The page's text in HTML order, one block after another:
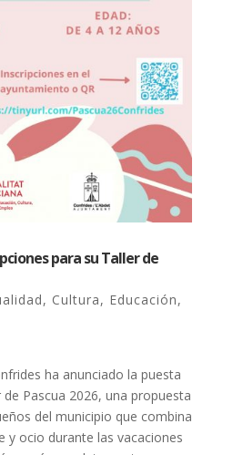
para su Taller de
, Cultura, Educación,
ha anunciado la puesta
Pascua 2026, una propuesta
del municipio que combina
y ocio durante las vacaciones